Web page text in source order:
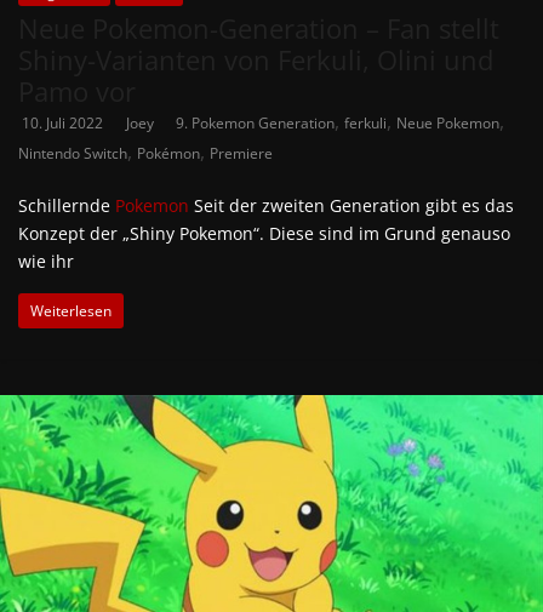
10. Juli 2022 Joey 9. Pokemon Generation, ferkuli, Neue Pokemon,
Nintendo Switch, Pokémon, Premiere
Schillernde Pokemon Seit der zweiten Generation gibt es das
Konzept der „Shiny Pokemon“. Diese sind im Grund genauso
wie ihr
Weiterlesen